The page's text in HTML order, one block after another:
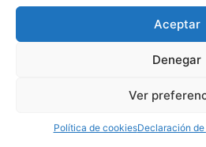
Aceptar
Denegar
Ver
Política de cookiesDeclaración
910 607
derechos